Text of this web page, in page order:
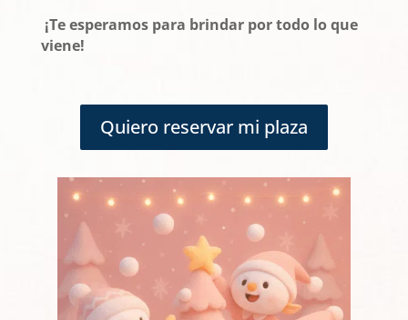
¡Te esperamos para brindar por todo lo que
viene!
Quiero reservar mi plaza